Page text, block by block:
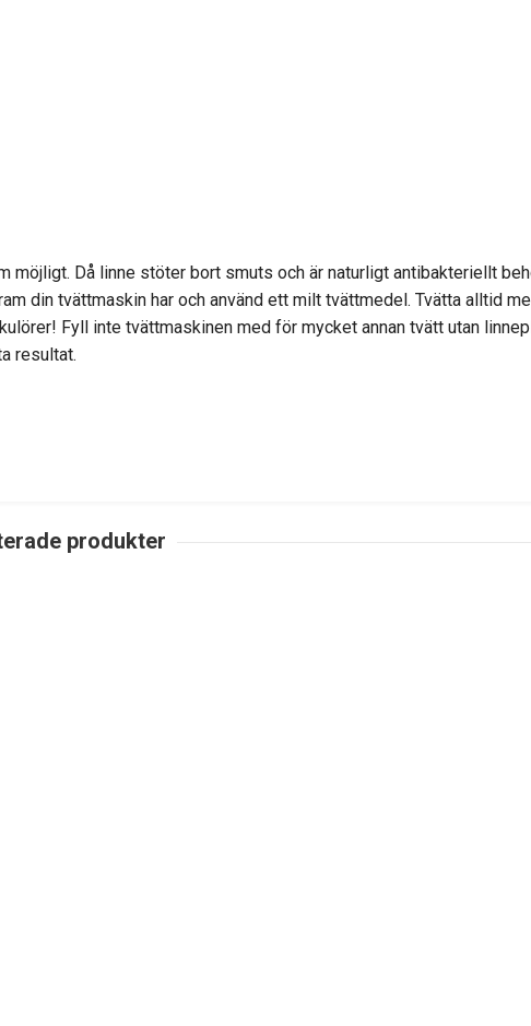
möjligt. Då linne stöter bort smuts och är naturligt antibakteriellt
din tvättmaskin har och använd ett milt tvättmedel. Tvätta alltid
Fyll inte tvättmaskinen med för mycket annan tvätt utan
resultat.